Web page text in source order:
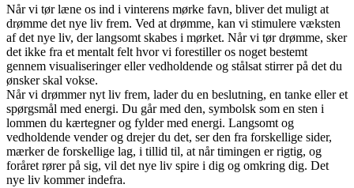
Når vi tør læne os ind i vinterens mørke favn, bliver det muligt at
drømme det nye liv frem. Ved at drømme, kan vi stimulere væksten
af det nye liv, der langsomt skabes i mørket. Når vi tør drømme, sker
det ikke fra et mentalt felt hvor vi forestiller os noget bestemt
gennem visualiseringer eller vedholdende og stålsat stirrer på det du
ønsker skal vokse.
Når vi drømmer nyt liv frem, lader du en beslutning, en tanke eller et
spørgsmål med energi. Du går med den, symbolsk som en sten i
lommen du kærtegner og fylder med energi. Langsomt og
vedholdende vender og drejer du det, ser den fra forskellige sider,
mærker de forskellige lag, i tillid til, at når timingen er rigtig, og
foråret rører på sig, vil det nye liv spire i dig og omkring dig. Det
nye liv kommer indefra.